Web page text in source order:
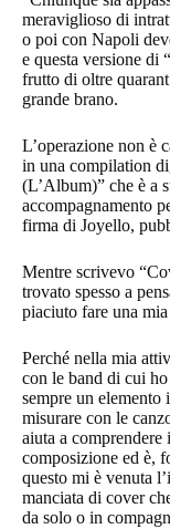
meraviglioso di
o poi con Napoli
e questa versione di
frutto di oltre
grande brano.
L’operazione non è
in una compilation
(L’Album)” che è a
accompagnamento
firma di Joyello,
Mentre scrivevo
trovato spesso a
piaciuto fare una
Perché nella mia
con le band di cui
sempre un
misurare con le
aiuta a comprendere
composizione ed è,
questo mi è venuta
manciata di cover
da solo o in